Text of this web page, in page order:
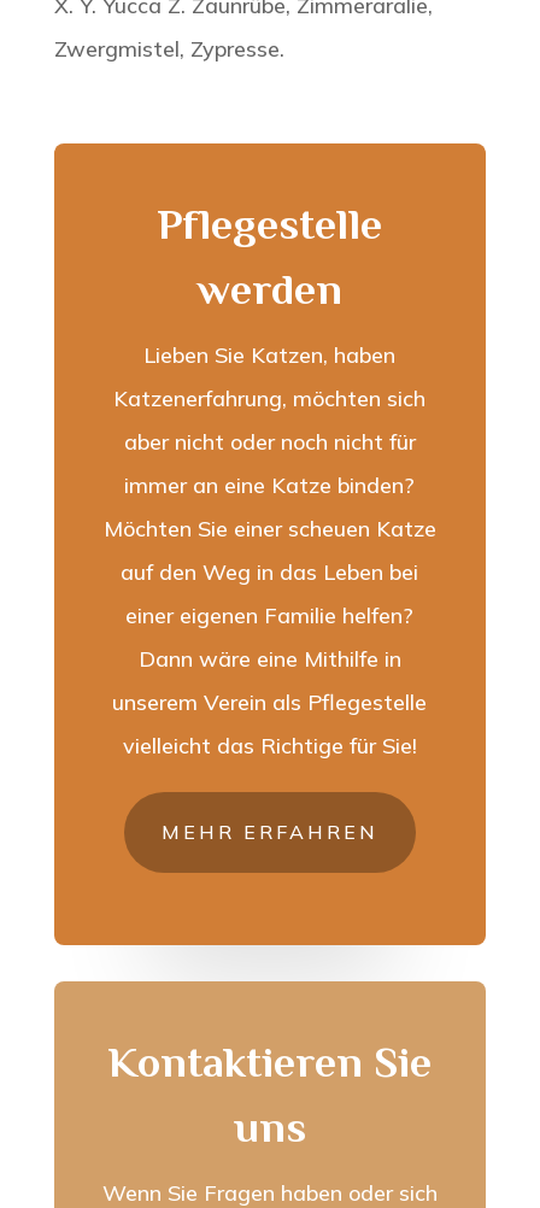
X. Y. Yucca Z. Zaunrübe, Zimmeraralie,
Zwergmistel, Zypresse.
Pflegestelle
werden
Lieben Sie Katzen, haben
Katzenerfahrung, möchten sich
aber nicht oder noch nicht für
immer an eine Katze binden?
Möchten Sie einer scheuen Katze
auf den Weg in das Leben bei
einer eigenen Familie helfen?
Dann wäre eine Mithilfe in
unserem Verein als Pflegestelle
vielleicht das Richtige für Sie!
MEHR ERFAHREN
Kontaktieren Sie
uns
Wenn Sie Fragen haben oder sich